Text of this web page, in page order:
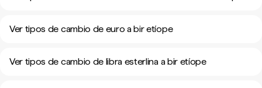
Ver tipos de cambio de euro a bir etíope
Ver tipos de cambio de libra esterlina a bir etíope